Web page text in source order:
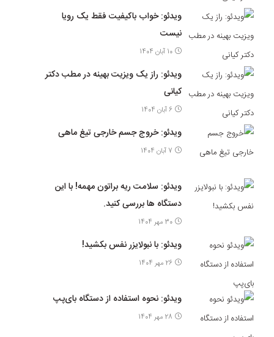
ویدئو: خواب باکیفیت فقط یک رویا
نیست
10 آبان 1404
ویدئو: راز یک ویزیت بهینه در مطب دکتر
کیانی
6 آبان 1404
ویدئو: خروج جسم خارجی تیغ ماهی
7 آبان 1404
ویدئو: سلامت ریه براتون مهمه! با این
دستگاه ها بررسی کنید.
30 مهر 1404
ویدئو: با نبولایزر نفس بکشید!
26 مهر 1404
ویدئو: نحوه استفاده از دستگاه بای‌پپ
28 مهر 1404